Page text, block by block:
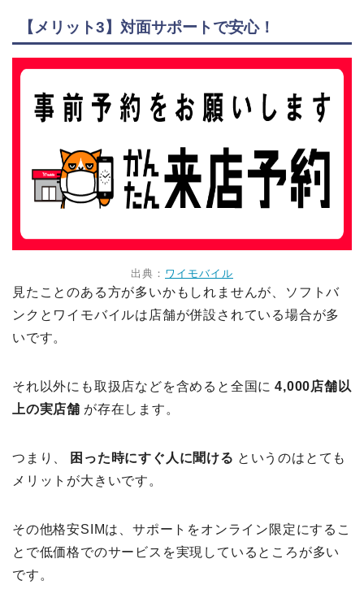
【メリット3】対面サポートで安心！
出典： ワイモバイル
見たことのある方が多いかもしれませんが、ソフトバ
ンクとワイモバイルは店舗が併設されている場合が多
いです。
それ以外にも取扱店などを含めると全国に 4,000店舗以
上の実店舗 が存在します。
つまり、 困った時にすぐ人に聞ける というのはとても
メリットが大きいです。
その他格安SIMは、サポートをオンライン限定にするこ
とで低価格でのサービスを実現しているところが多い
です。